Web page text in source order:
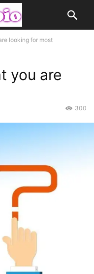
looking for most
you are
300